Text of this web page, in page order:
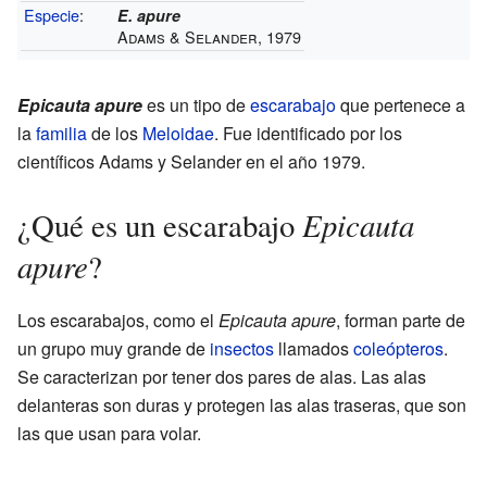
Especie: E. apure
Adams & Selander, 1979
Epicauta apurees un tipo deescarabajoque pertenece a
lafamiliade los Meloidae. Fue identificado por los
científicos Adams y Selander en el año 1979.
¿Qué es un escarabajo Epicauta
apure?
Los escarabajos, como el Epicauta apure, forman parte de
un grupo muy grande de insectos llamadoscoleópteros.
Se caracterizan por tener dos pares de alas. Las alas
delanteras son duras y protegen las alas traseras, que son
las que usan para volar.